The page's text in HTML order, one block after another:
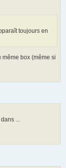
toujours en
même box (même si
...